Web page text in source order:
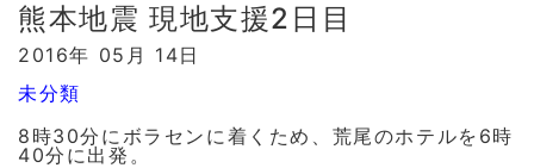
熊本地震 現地支援2日目
2016年 05月 14日
未分類
8時30分にボラセンに着くため、荒尾のホテルを6時
40分に出発。